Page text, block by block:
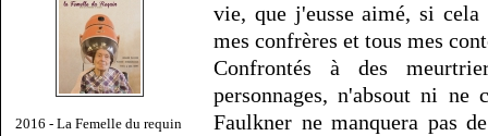
2016 - La Femelle du requin
vie, que j'eusse aimé, si
mes confrères et tous mes
Confrontés à des
personnages, n'absout ni ne
Faulkner ne manquera pas